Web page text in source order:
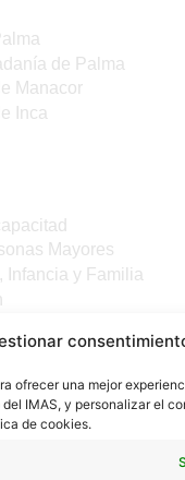
ofrecer una mejor
IMAS, y personalizar el
de cookies.
de Palma
Manacor
Inca
Mayores
Infancia y Familia
CiM